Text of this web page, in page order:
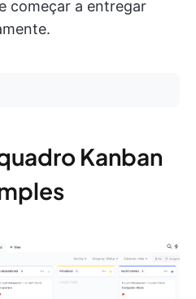
começar a entregar
Kanban